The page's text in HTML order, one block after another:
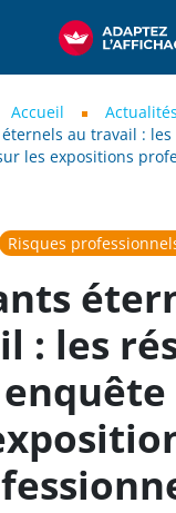
Accueil
Actualités
au travail : les
les expositions
Risques
: les